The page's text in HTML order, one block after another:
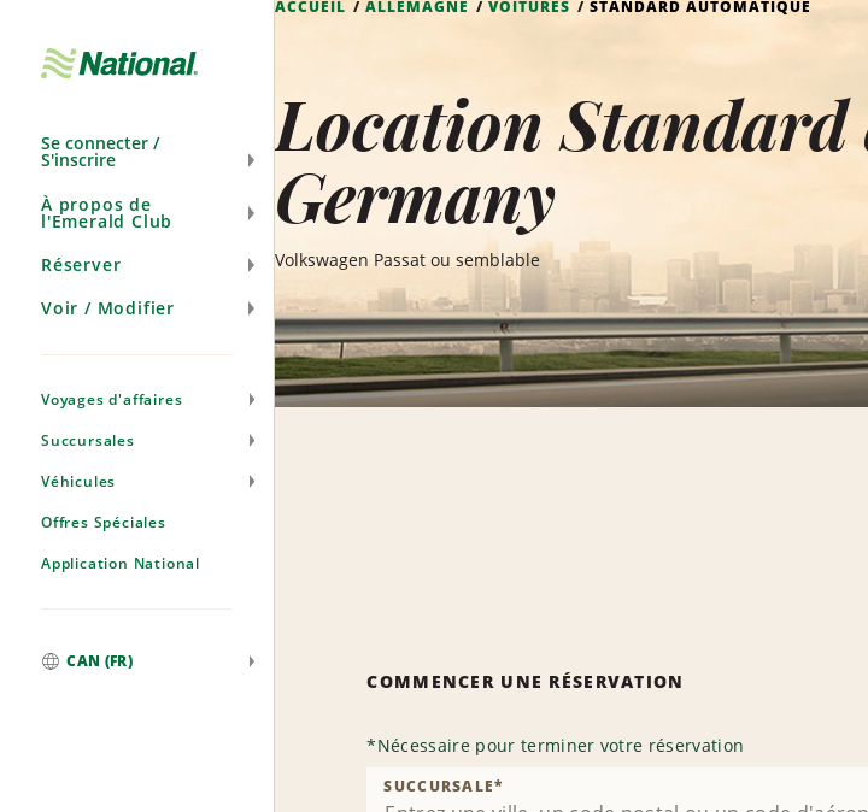
navigation
Se connecter /
S'inscrire
À propos de
l'Emerald Club
Réserver
Voir / Modifier
Voyages d'affaires
Succursales
Véhicules
Offres Spéciales
Application National
CAN (FR)
ACCUEIL ALLEMAGNE VOITURES STANDARD AUTOMATIQUE
Location
Germany
Volkswagen Passat ou semblable
COMMENCER UNE RÉSERVATION
*Nécessaire pour terminer votre réservation
SUCCURSALE*